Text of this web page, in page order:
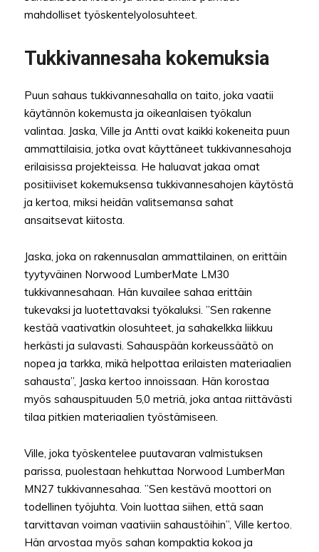
mahdolliset työskentelyolosuhteet.
Tukkivannesaha kokemuksia
Puun sahaus tukkivannesahalla on taito, joka vaatii
käytännön kokemusta ja oikeanlaisen työkalun
valintaa. Jaska, Ville ja Antti ovat kaikki kokeneita puun
ammattilaisia, jotka ovat käyttäneet tukkivannesahoja
erilaisissa projekteissa. He haluavat jakaa omat
positiiviset kokemuksensa tukkivannesahojen käytöstä
ja kertoa, miksi heidän valitsemansa sahat
ansaitsevat kiitosta.
Jaska, joka on rakennusalan ammattilainen, on erittäin
tyytyväinen Norwood LumberMate LM30
tukkivannesahaan. Hän kuvailee sahaa erittäin
tukevaksi ja luotettavaksi työkaluksi. ”Sen rakenne
kestää vaativatkin olosuhteet, ja sahakelkka liikkuu
herkästi ja sulavasti. Sahauspään korkeussäätö on
nopea ja tarkka, mikä helpottaa erilaisten materiaalien
sahausta”, Jaska kertoo innoissaan. Hän korostaa
myös sahauspituuden 5,0 metriä, joka antaa riittävästi
tilaa pitkien materiaalien työstämiseen.
Ville, joka työskentelee puutavaran valmistuksen
parissa, puolestaan hehkuttaa Norwood LumberMan
MN27 tukkivannesahaa. ”Sen kestävä moottori on
todellinen työjuhta. Voin luottaa siihen, että saan
tarvittavan voiman vaativiin sahaustöihin”, Ville kertoo.
Hän arvostaa myös sahan kompaktia kokoa ja